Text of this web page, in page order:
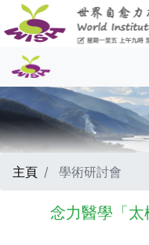
主頁 學術研討會
念力醫學「太